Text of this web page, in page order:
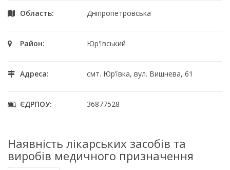
Область: Дніпропетровська
Район: Юр'ївський
Адреса: смт. Юр’ївка, вул. Вишнева, 61
ЄДРПОУ: 36877528
Наявність лікарських засобів та
виробів медичного призначення